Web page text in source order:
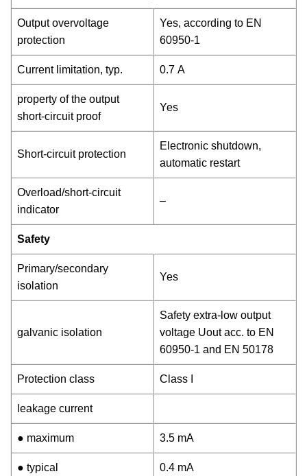
Output overvoltage
protection
Yes, according to EN
60950-1
Current limitation, typ. 0.7 A
property of the output
short-circuit proof
Yes
Short-circuit protection
Electronic shutdown,
automatic restart
Overload/short-circuit
indicator
–
Safety
Primary/secondary
isolation
Yes
galvanic isolation
Safety extra-low output
voltage Uout acc. to EN
60950-1 and EN 50178
Protection class Class I
leakage current
● maximum 3.5 mA
● typical 0.4 mA